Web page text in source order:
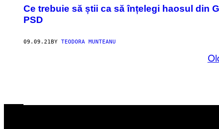
Ce trebuie să știi ca să înțelegi haosul din
PSD
09.09.21BY TEODORA MUNTEANU